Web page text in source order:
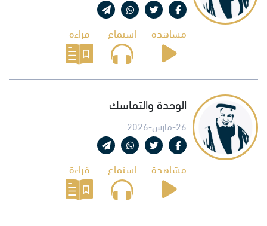
مشاهدة استماع قراءة
الوحدة والتماسك
26-مارس-2026
مشاهدة استماع قراءة